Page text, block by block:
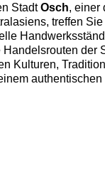
StadtOsch, einer
treffen
Handelsrouten der
Kulturen,
authentischen